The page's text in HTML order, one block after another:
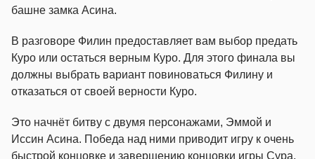
башне замка Асина.
В разговоре Филин предоставляет вам выбор предать
Куро или остаться верным Куро. Для этого финала вы
должны выбрать вариант повиноваться Филину и
отказаться от своей верности Куро.
Это начнёт битву с двумя персонажами, Эммой и
Иссин Асина. Победа над ними приводит игру к очень
быстрой концовке и завершению концовки игры Сура.